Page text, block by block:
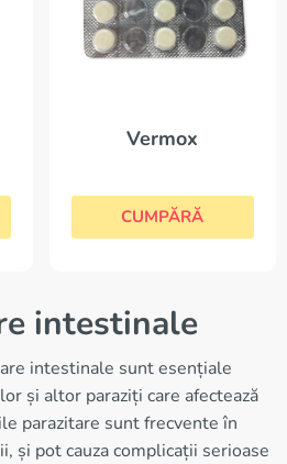
Vermox
CUMPĂRĂ
intestinale
intestinale sunt esențiale
și altor paraziți care afectează
parazitare sunt frecvente în
și pot cauza complicații serioase